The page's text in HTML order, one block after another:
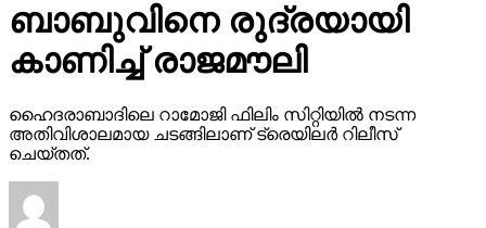
ബാബുവിനെ രുദ്രയായി
കാണിച്ച് രാജമൗലി
ഹൈദരാബാദിലെ റാമോജി ഫിലിം സിറ്റിയില്‍ നടന്ന
അതിവിശാലമായ ചടങ്ങിലാണ് ട്രെയിലര്‍ റിലീസ്
ചെയ്തത്.